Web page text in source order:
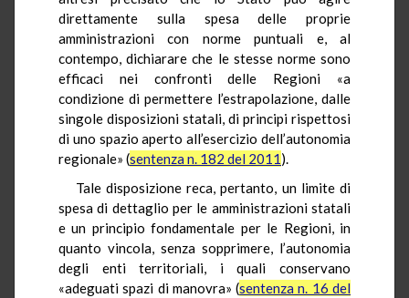
direttamente sulla spesa delle proprie
amministrazioni con norme puntuali e, al
contempo, dichiarare che le stesse norme sono
efficaci nei confronti delle Regioni «a
condizione di permettere l’estrapolazione, dalle
singole disposizioni statali, di principi rispettosi
di uno spazio aperto all’esercizio dell’autonomia
regionale» (sentenza n. 182 del 2011).
Tale disposizione reca, pertanto, un limite di
spesa di dettaglio per le amministrazioni statali
e un principio fondamentale per le Regioni, in
quanto vincola, senza sopprimere, l’autonomia
degli enti territoriali, i quali conservano
«adeguati spazi di manovra» (sentenza n. 16 del